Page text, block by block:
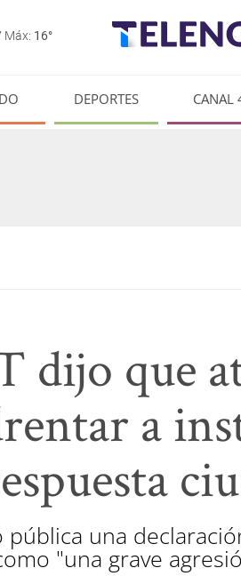
Máx: 16°
DEPORTES CANAL
dijo que
a
pública una
"una grave